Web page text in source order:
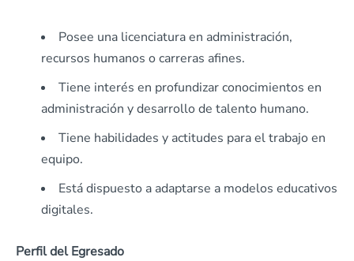
Posee una licenciatura en administración,
recursos humanos o carreras afines.
Tiene interés en profundizar conocimientos en
administración y desarrollo de talento humano.
Tiene habilidades y actitudes para el trabajo en
equipo.
Está dispuesto a adaptarse a modelos educativos
digitales.
Perfil del Egresado